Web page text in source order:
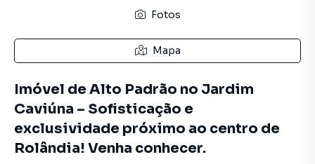
Fotos
Mapa
Imóvel de Alto Padrão no Jardim
Caviúna – Sofisticação e
exclusividade próximo ao centro de
Rolândia! Venha conhecer.